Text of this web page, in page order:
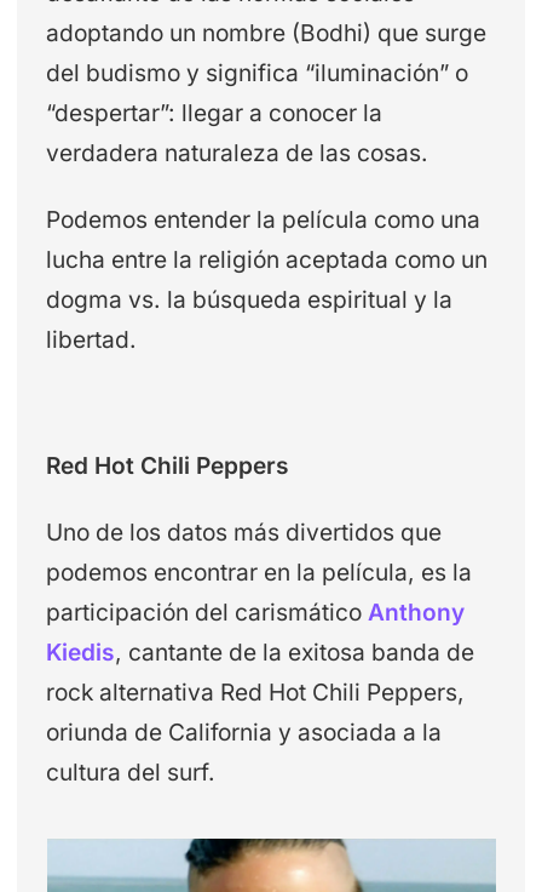
adoptando un nombre (Bodhi) que surge
del budismo y significa “iluminación” o
“despertar”: llegar a conocer la
verdadera naturaleza de las cosas.
Podemos entender la película como una
lucha entre la religión aceptada como un
dogma vs. la búsqueda espiritual y la
libertad.
Red Hot Chili Peppers
Uno de los datos más divertidos que
podemos encontrar en la película, es la
participación del carismáticoAnthony
Kiedis, cantante de la exitosa banda de
rock alternativa Red Hot Chili Peppers,
oriunda de California y asociada a la
cultura del surf.